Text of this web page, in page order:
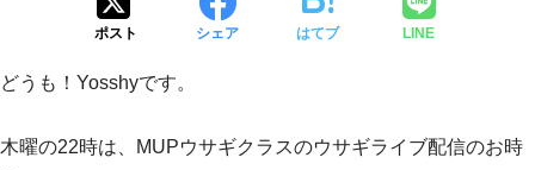
ポスト シェア はてブ LINE
どうも！Yosshyです。
木曜の22時は、MUPウサギクラスのウサギライブ配信のお時